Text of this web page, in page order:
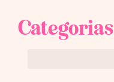
Categorias